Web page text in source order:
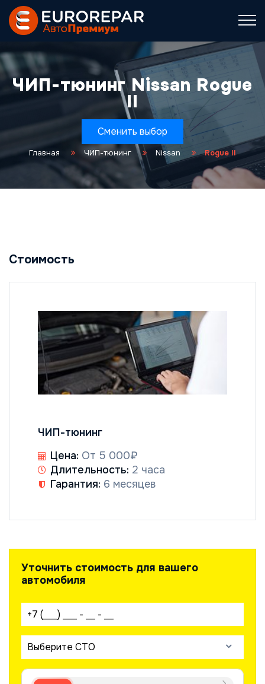
ЧИП-тюнинг Nissan Rogue
II
Сменить выбор
Главная ЧИП-тюнинг Nissan Rogue II
Стоимость
ЧИП-тюнинг
Цена: От 5 000₽
Длительность: 2 часа
Гарантия: 6 месяцев
Уточнить стоимость для вашего
автомобиля
Ваш телефон:
Выберите СТО